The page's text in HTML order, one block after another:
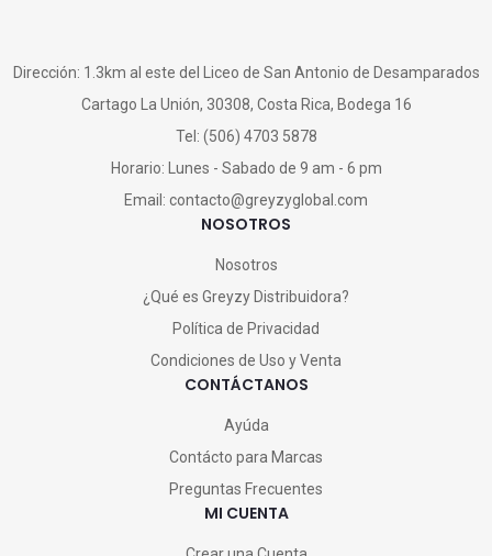
Dirección: 1.3km al este del Liceo de San Antonio de Desamparados
Cartago La Unión, 30308, Costa Rica, Bodega 16
Tel: (506) 4703 5878
Horario: Lunes - Sabado de 9 am - 6 pm
Email: contacto@greyzyglobal.com
NOSOTROS
Nosotros
¿Qué es Greyzy Distribuidora?
Política de Privacidad
Condiciones de Uso y Venta
CONTÁCTANOS
Ayúda
Contácto para Marcas
Preguntas Frecuentes
MI CUENTA